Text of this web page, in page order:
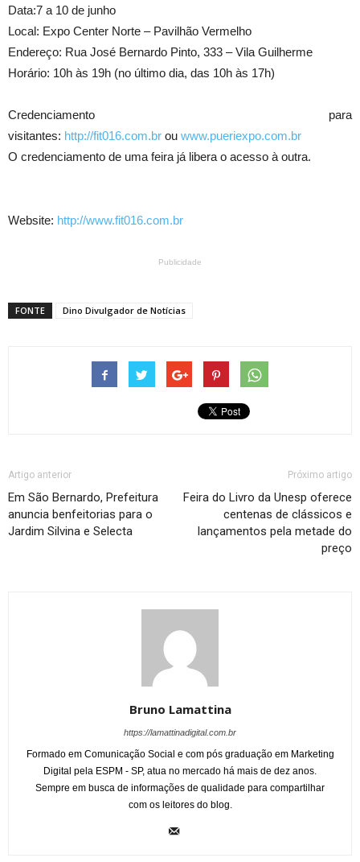
Data:7 a 10 de junho
Local: Expo Center Norte – Pavilhão Vermelho
Endereço: Rua José Bernardo Pinto, 333 – Vila Guilherme
Horário: 10h às 19h (no último dia, das 10h às 17h)
Credenciamento para
visitantes: http://fit016.com.br ou www.pueriexpo.com.br
O credenciamento de uma feira já libera o acesso à outra.
Website: http://www.fit016.com.br
Publicidade
FONTE Dino Divulgador de Notícias
Artigo anterior
Em São Bernardo, Prefeitura
anuncia benfeitorias para o
Jardim Silvina e Selecta
Próximo artigo
Feira do Livro da Unesp oferece
centenas de clássicos e
lançamentos pela metade do
preço
Bruno Lamattina
https://lamattinadigital.com.br
Formado em Comunicação Social e com pós graduação em Marketing
Digital pela ESPM - SP, atua no mercado há mais de dez anos.
Sempre em busca de informações de qualidade para compartilhar
com os leitores do blog.